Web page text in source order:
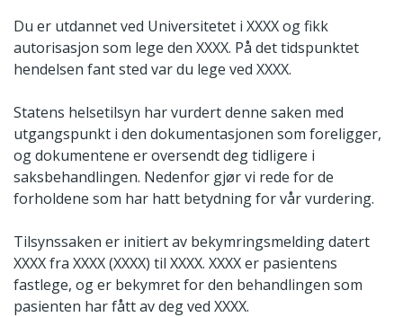
Du er utdannet ved Universitetet i XXXX og fikk
autorisasjon som lege den XXXX. På det tidspunktet
hendelsen fant sted var du lege ved XXXX.
Statens helsetilsyn har vurdert denne saken med
utgangspunkt i den dokumentasjonen som foreligger,
og dokumentene er oversendt deg tidligere i
saksbehandlingen. Nedenfor gjør vi rede for de
forholdene som har hatt betydning for vår vurdering.
Tilsynssaken er initiert av bekymringsmelding datert
XXXX fra XXXX (XXXX) til XXXX. XXXX er pasientens
fastlege, og er bekymret for den behandlingen som
pasienten har fått av deg ved XXXX.